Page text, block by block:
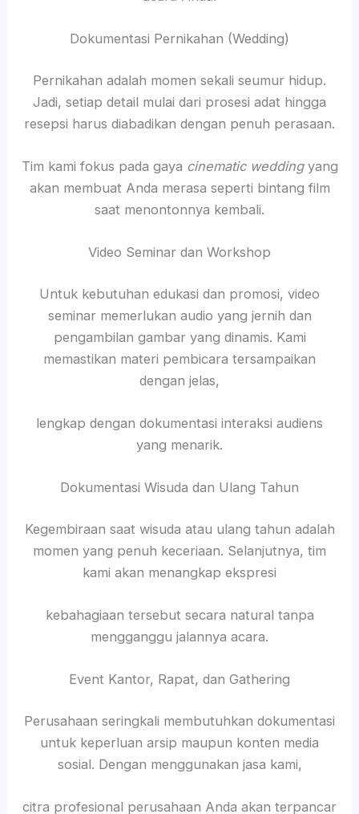
Dokumentasi Pernikahan (Wedding)
Pernikahan adalah momen sekali seumur hidup.
Jadi, setiap detail mulai dari prosesi adat hingga
resepsi harus diabadikan dengan penuh perasaan.
Tim kami fokus pada gaya cinematic weddingyang
akan membuat Anda merasa seperti bintang film
saat menontonnya kembali.
Video Seminar dan Workshop
Untuk kebutuhan edukasi dan promosi, video
seminar memerlukan audio yang jernih dan
pengambilan gambar yang dinamis. Kami
memastikan materi pembicara tersampaikan
dengan jelas,
lengkap dengan dokumentasi interaksi audiens
yang menarik.
Dokumentasi Wisuda dan Ulang Tahun
Kegembiraan saat wisuda atau ulang tahun adalah
momen yang penuh keceriaan. Selanjutnya, tim
kami akan menangkap ekspresi
kebahagiaan tersebut secara natural tanpa
mengganggu jalannya acara.
Event Kantor, Rapat, dan Gathering
Perusahaan seringkali membutuhkan dokumentasi
untuk keperluan arsip maupun konten media
sosial. Dengan menggunakan jasa kami,
citra profesional perusahaan Anda akan terpancar